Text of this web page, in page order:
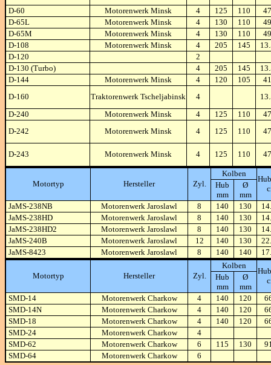
D-60
Motorenwerk Minsk 4 125 110
D-65L
Motorenwerk Minsk 4 130 110
D-65M
Motorenwerk Minsk 4 130 110
D-108
Motorenwerk Minsk 4 205 145
D-120
2
D-130 (Turbo)
4 205 145
D-144
Motorenwerk Minsk 4 120 105
D-160
Traktorenwerk Tscheljabinsk 4
D-240
Motorenwerk Minsk 4 125 110
D-242
Motorenwerk Minsk 4 125 110
D-243 Motorenwerk Minsk 4 125 110
Motortyp Hersteller Zyl.
Kolben
Hub
mm
Ø
mm
JaMS-238NB
Motorenwerk Jaroslawl 8 140 130
JaMS-238HD
Motorenwerk Jaroslawl 8 140 130
JaMS-238HD2
Motorenwerk Jaroslawl 8 140 130
JaMS-240B
Motorenwerk Jaroslawl 12 140 130
JaMS-8423
Motorenwerk Jaroslawl 8 140 140
Motortyp Hersteller Zyl.
Kolben
Hub
mm
Ø
mm
SMD-14
Motorenwerk Charkow 4 140 120
SMD-14N
Motorenwerk Charkow 4 140 120
SMD-18
Motorenwerk Charkow 4 140 120
SMD-24
Motorenwerk Charkow
4
SMD-62
Motorenwerk Charkow 6 115 130
SMD-64
Motorenwerk Charkow 6